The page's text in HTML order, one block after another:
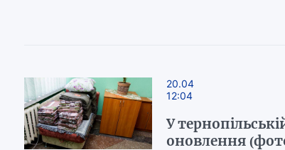
20.04
12:04
У
оновлення